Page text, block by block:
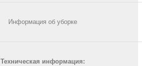
Информация об уборке
Техническая информация: